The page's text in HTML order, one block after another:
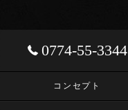
0774-55-3344
コンセプト